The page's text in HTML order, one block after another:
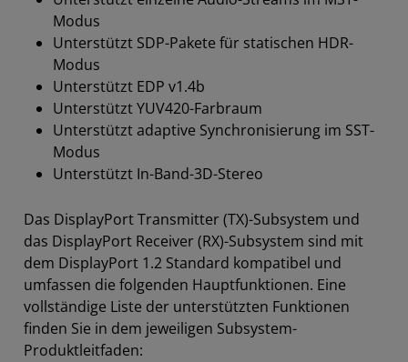
Modus
Unterstützt SDP-Pakete für statischen HDR-
Modus
Unterstützt EDP v1.4b
Unterstützt YUV420-Farbraum
Unterstützt adaptive Synchronisierung im SST-
Modus
Unterstützt In-Band-3D-Stereo
Das DisplayPort Transmitter (TX)-Subsystem und
das DisplayPort Receiver (RX)-Subsystem sind mit
dem DisplayPort 1.2 Standard kompatibel und
umfassen die folgenden Hauptfunktionen. Eine
vollständige Liste der unterstützten Funktionen
finden Sie in dem jeweiligen Subsystem-
Produktleitfaden: